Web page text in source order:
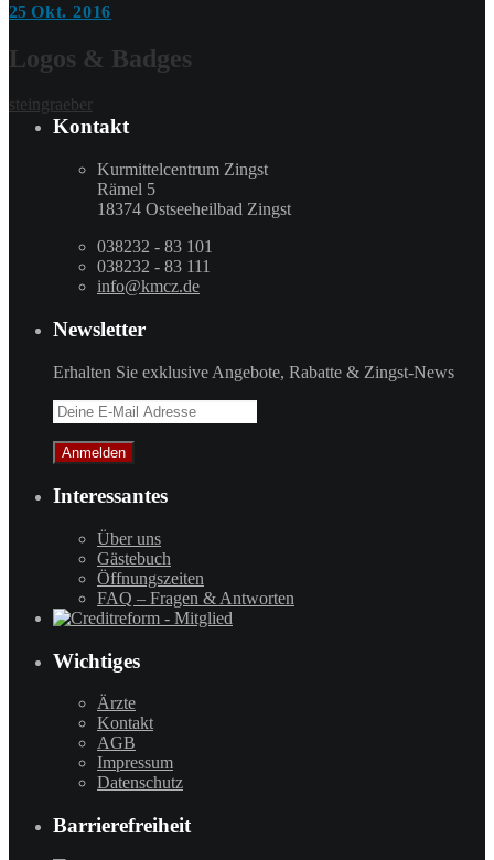
25 Okt. 2016
Logos & Badges
steingraeber
Kontakt
Kurmittelcentrum Zingst
Rämel 5
18374 Ostseeheilbad Zingst
038232 - 83 101
038232 - 83 111
info@kmcz.de
Newsletter
Erhalten Sie exklusive Angebote, Rabatte & Zingst-News
Interessantes
Über uns
Gästebuch
Öffnungszeiten
FAQ – Fragen & Antworten
Wichtiges
Ärzte
Kontakt
AGB
Impressum
Datenschutz
Barrierefreiheit